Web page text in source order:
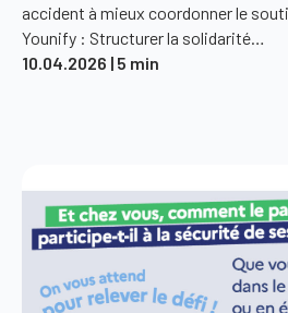
accident à mieux coordonner le
Younify : Structurer la solidarité…
10.04.2026 | 5 min